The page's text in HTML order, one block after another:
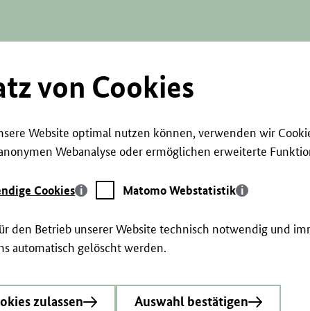
von Cookies
Website optimal nutzen können, verwenden wir
Webanalyse oder ermöglichen erweiterte
Cookies
Matomo
Webstatistik
Matomo Webstatistik
den Betrieb unserer Website technisch notwendig und
automatisch gelöscht werden.
zulassen Auswahl bestätigen